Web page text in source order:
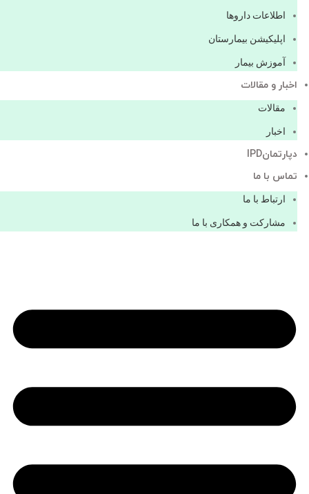
اطلاعات دارو‌ها
اپليكيشن بيمارستان
آموزش بیمار
اخبار و مقالات
مقالات
اخبار
دپارتمانIPD
تماس با ما
ارتباط با ما
مشاركت و همكاری با ما